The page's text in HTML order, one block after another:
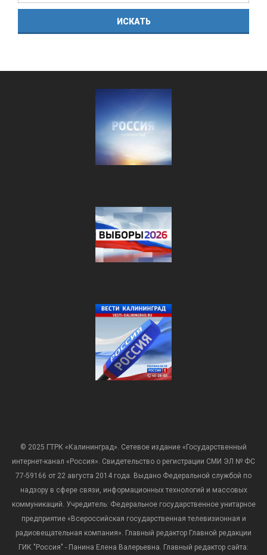
© 2025 ГТРК «Калининград». Сетевое издание «Государственный
интернет-канал «Россия». Свидетельство о регистрации СМИ ЭЛ № ФС
77-59166 от 22 августа 2014 года. Выдано Федеральной службой по
надзору в сфере связи, информационных технологий и массовых
коммуникаций. Учредитель: Федеральное государственное унитарное
предприятие «Всероссийская государственная телевизионная и
радиовещательная компания». Главный редактор Главной редакции
ГИК "Россия" - Панина Елена Валерьевна. Главный редактор сайта: